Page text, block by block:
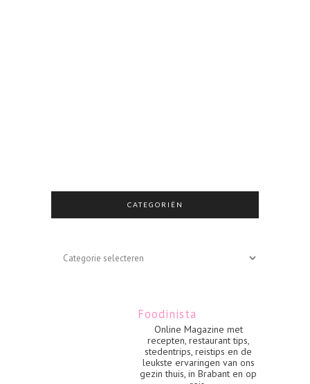
CATEGORIËN
Categoriën
Foodinista
Online Magazine met
recepten, restaurant tips,
stedentrips, reistips en de
leukste ervaringen van ons
gezin thuis, in Brabant en op